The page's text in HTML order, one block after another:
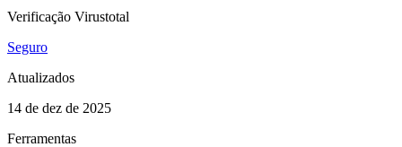
Verificação Virustotal
Seguro
Atualizados
14 de dez de 2025
Ferramentas